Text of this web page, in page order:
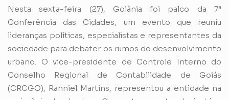
Nesta sexta-feira (27), Goiânia foi palco da 7ª
Conferência das Cidades, um evento que reuniu
lideranças políticas, especialistas e representantes da
sociedade para debater os rumos do desenvolvimento
urbano. O vice-presidente de Controle Interno do
Conselho Regional de Contabilidade de Goiás
(CRCGO), Ranniel Martins, representou a entidade na